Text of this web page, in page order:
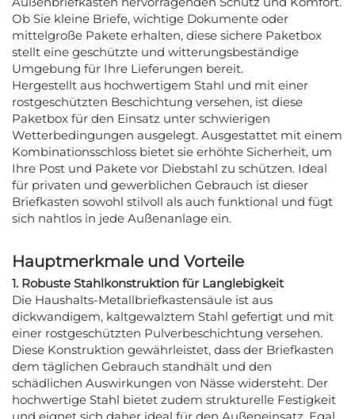
Ob Sie kleine Briefe, wichtige Dokumente oder
mittelgroße Pakete erhalten, diese sichere Paketbox
stellt eine geschützte und witterungsbeständige
Umgebung für Ihre Lieferungen bereit.
Hergestellt aus hochwertigem Stahl und mit einer
rostgeschützten Beschichtung versehen, ist diese
Paketbox für den Einsatz unter schwierigen
Wetterbedingungen ausgelegt. Ausgestattet mit einem
Kombinationsschloss bietet sie erhöhte Sicherheit, um
Ihre Post und Pakete vor Diebstahl zu schützen. Ideal
für privaten und gewerblichen Gebrauch ist dieser
Briefkasten sowohl stilvoll als auch funktional und fügt
sich nahtlos in jede Außenanlage ein.
Hauptmerkmale und Vorteile
1. Robuste Stahlkonstruktion für Langlebigkeit
Die Haushalts-Metallbriefkastensäule ist aus
dickwandigem, kaltgewalztem Stahl gefertigt und mit
einer rostgeschützten Pulverbeschichtung versehen.
Diese Konstruktion gewährleistet, dass der Briefkasten
dem täglichen Gebrauch standhält und den
schädlichen Auswirkungen von Nässe widersteht. Der
hochwertige Stahl bietet zudem strukturelle Festigkeit
und eignet sich daher ideal für den Außeneinsatz. Egal